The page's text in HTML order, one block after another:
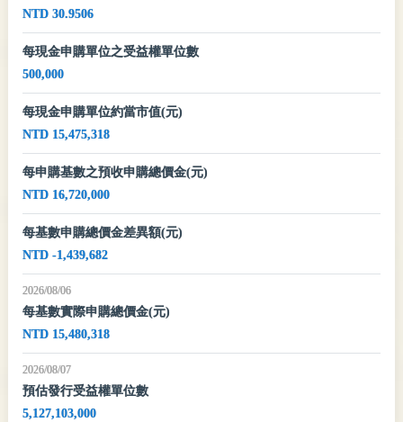
NTD 30.9506
每現金申購單位之受益權單位數
500,000
每現金申購單位約當市值(元)
NTD 15,475,318
每申購基數之預收申購總價金(元)
NTD 16,720,000
每基數申購總價金差異額(元)
NTD -1,439,682
2026/08/06
每基數實際申購總價金(元)
NTD 15,480,318
2026/08/07
預估發行受益權單位數
5,127,103,000